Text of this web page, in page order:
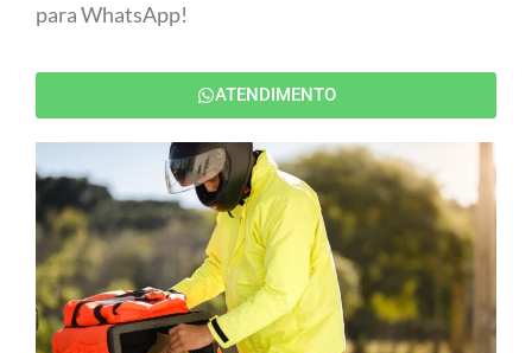
para WhatsApp!
ATENDIMENTO